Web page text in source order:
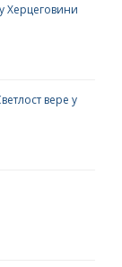
Херцеговини
вере у